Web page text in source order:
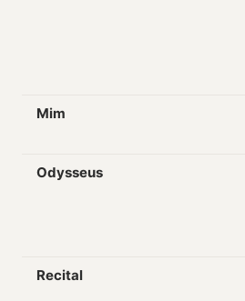
Mim
Odysseus
Recital